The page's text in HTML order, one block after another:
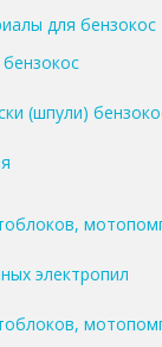
для бензокос
(шпули)
электропил